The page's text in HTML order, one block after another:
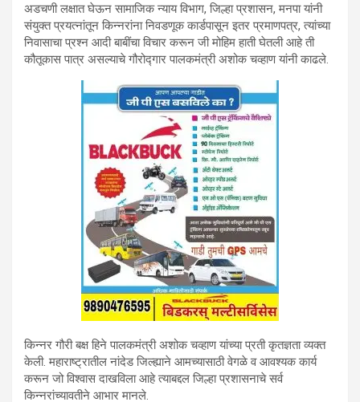
अडचणी लक्षात घेऊन सामाजिक न्याय विभाग, जिल्हा प्रशासन, मनपा यांनी
संयुक्त प्रयत्नांतून किन्नरांना निवडणूक कार्डपासून इतर प्रमाणपत्र, त्यांच्या
निवासाचा प्रश्न आदी बाबींचा विचार करून जी मोहिम हाती घेतली आहे ती
कौतूकास पात्र असल्याचे गौरोद्गार पालकमंत्री अशोक चव्हाण यांनी काढले.
किन्नर गौरी बक्ष हिने पालकमंत्री अशोक चव्हाण यांच्या प्रती कृतज्ञता व्यक्त
केली. महाराष्ट्रातील नांदेड जिल्ह्याने आमच्यासाठी वेगळे व आवश्यक कार्य
करून जो विश्वास दाखविला आहे त्याबद्दल जिल्हा प्रशासनाचे सर्व
किन्नरांच्यावतीने आभार मानले.